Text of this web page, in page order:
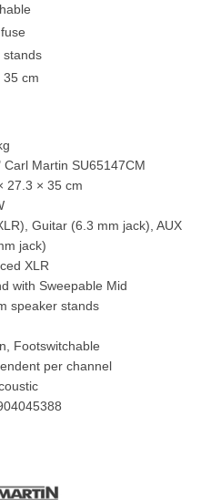
stands
35 cm
Carl Martin SU65147CM
27.3 × 35 cm
Guitar (6.3 mm jack), AUX
jack)
XLR
with Sweepable Mid
speaker stands
Footswitchable
per channel